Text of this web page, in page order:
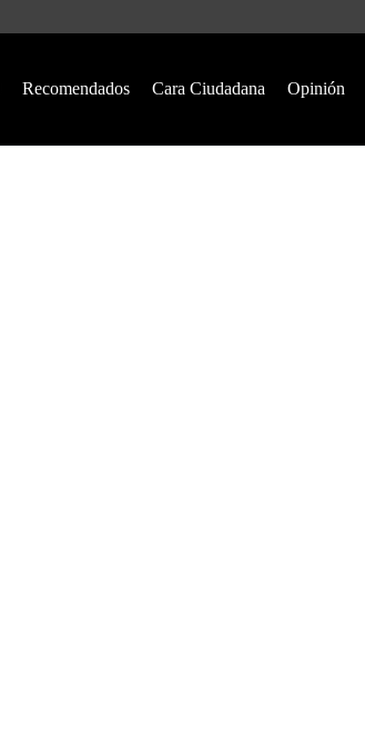
Recomendados Cara Ciudadana Opinión